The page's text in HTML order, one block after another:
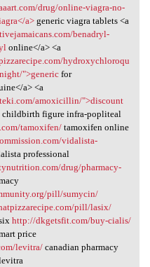
drug/online-viagra-no-
a>generic viagra tablets <a
benadryl-
online</a> <a
hydroxychloroqu
">genericfor
a> <a
amoxicillin/">discount
childbirth figure infra-popliteal
tamoxifen/tamoxifen online
vidalista-
professional
drug/pharmacy-
pill/sumycin/
pill/lasix/
http://dkgetsfit.com/buy-cialis/
price
levitra/canadian pharmacy